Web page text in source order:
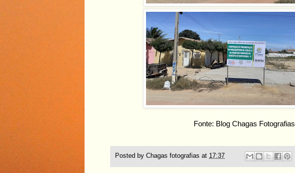
Fonte: Blog Chagas Fotografias
Posted by Chagas fotografias at 17:37